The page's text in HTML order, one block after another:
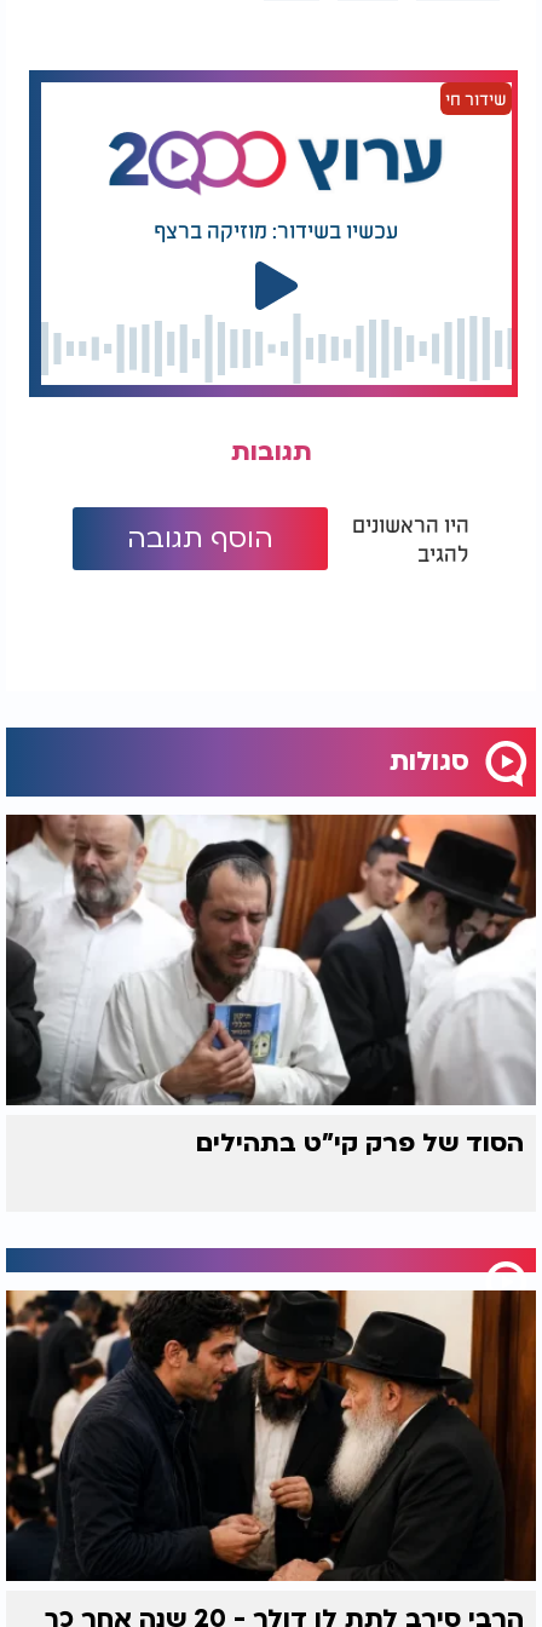
שידור חי
עכשיו בשידור: מוזיקה ברצף
תגובות
היו הראשונים
להגיב
הוסף תגובה
סגולות
הסוד של פרק קי"ט בתהילים
הרבי סירב לתת לו דולר - 20 שנה אחר כך